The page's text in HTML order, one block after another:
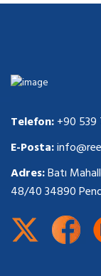
Telefon:+90 539
E-Posta:
Adres:Batı
48/40 34890